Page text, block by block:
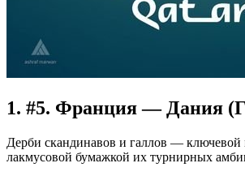
1. #5. Франция — Дания
Дерби скандинавов и галлов —
лакмусовой бумажкой их турнирных